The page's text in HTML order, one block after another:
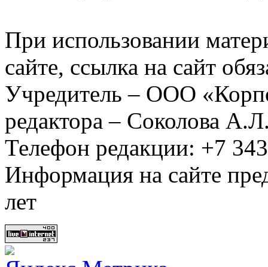
При использовании
сайте, ссылка на сайт
Учредитель – ООО
редактора – Соколова
Телефон редакции: +7
Информация на сайте
лет